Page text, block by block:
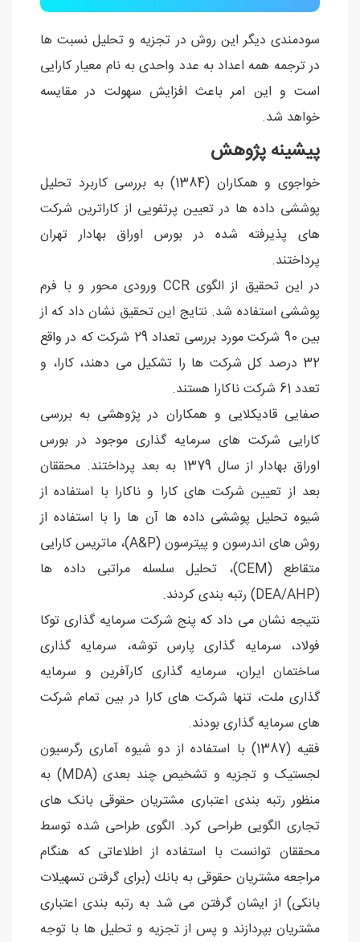
سودمندی دیگر این روش در تجزیه و تحلیل نسبت ها
در ترجمه همه اعداد به عدد واحدی به نام معیار كارایی
است و این امر باعث افزایش سهولت در مقایسه
خواهد شد.
پیشینه پژوهش
خواجوی و همکاران (1384) به بررسی کاربرد تحلیل
پوششی داده ها در تعیین پرتفویی از كاراترین شركت
های پذیرفته شده در بورس اوراق بهادار تهران
پرداختند.
در این تحقیق از الگوی CCR ورودی محور و با فرم
پوششی استفاده شد. نتایج این تحقیق نشان داد که از
بین 90 شرکت مورد بررسی تعداد 29 شرکت که در واقع
32 درصد کل شرکت ها را تشکیل می دهند، کارا، و
تعدد 61 شرکت ناکارا هستند.
صفایی قادیکلایی و همکاران در پژوهشی به بررسی
کارایی شرکت های سرمایه گذاری موجود در بورس
اوراق بهادار از سال 1379 به بعد پرداختند. محققان
بعد از تعیین شرکت های کارا و ناکارا با استفاده از
شیوه تحلیل پوششی داده ها آن ها را با استفاده از
روش های اندرسون و پیترسون (A&P)، ماتریس کارایی
متقاطع (CEM)، تحلیل سلسله مراتبی داده ها
(DEA/AHP) رتبه بندی کردند.
نتیجه نشان می داد که پنج شرکت سرمایه گذاری توكا
فولاد، سرمایه گذاری پارس توشه، سرمایه گذاری
ساختمان ایران، سرمایه گذاری كارآفرین و سرمایه
گذاری ملت، تنها شركت های كارا در بین تمام شركت
های سرمایه گذاری بودند.
فقیه (1387) با استفاده از دو شیوه آماری رگرسیون
لجستیک و تجزیه و تشخیص چند بعدی (MDA) به
منظور رتبه بندی اعتباری مشتریان حقوقی بانک های
تجاری الگویی طراحی كرد. الگوی طراحی شده توسط
محققان توانست با استفاده از اطلاعاتی كه هنگام
مراجعه مشتریان حقوقی به بانك (برای گرفتن تسهیلات
بانكی) از ایشان گرفتن می شد به رتبه بندی اعتباری
مشتریان بپردازند و پس از تجزیه و تحلیل ها با توجه